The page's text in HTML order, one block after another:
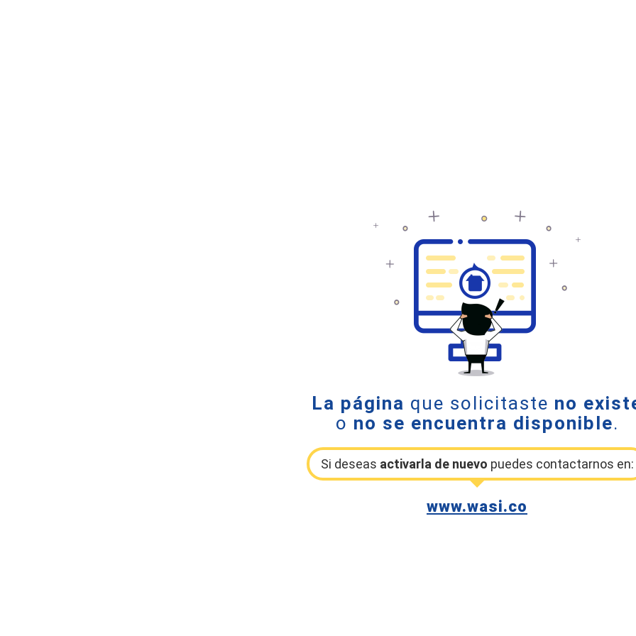
La página que solicitaste no
o no se encuentra disponible.
Si deseas activarla de nuevo puedes contactarnos en:
www.wasi.co